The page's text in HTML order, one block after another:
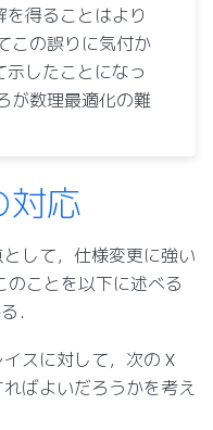
得ることはより
この誤りに気付か
したことになっ
が数理最適化の難
対応
して，仕様変更に強い
のことを以下に述べる
．
スに対して，次の X
ばよいだろうかを考え